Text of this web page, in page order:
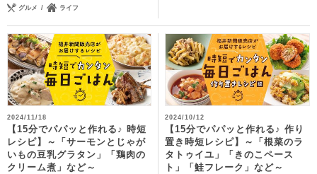
グルメ ライフ
2024/11/18
【15分でパパッと作れる♪ 時短
レシピ】～「サーモンとじゃが
いもの豆乳グラタン」「鶏肉の
クリーム煮」など～
2024/10/12
【15分でパパッと作れる♪ 作り
置き時短レシピ】～「根菜のラ
タトゥイユ」「きのこペース
ト」「鮭フレーク」など～